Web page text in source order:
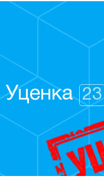
Уценка 23